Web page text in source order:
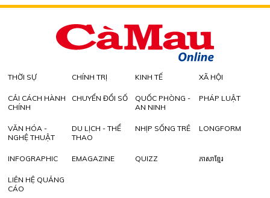
THỜI SỰ CHÍNH TRỊ KINH TẾ XÃ HỘI
CẢI CÁCH HÀNH
CHÍNH
CHUYỂN ĐỔI SỐ
QUỐC PHÒNG -
AN NINH
PHÁP LUẬT
VĂN HÓA -
NGHỆ THUẬT
DU LỊCH - THỂ
THAO
NHỊP SỐNG TRẺ LONGFORM
INFOGRAPHIC EMAGAZINE QUIZZ ភាសាខ្មែរ
LIÊN HỆ QUẢNG
CÁO